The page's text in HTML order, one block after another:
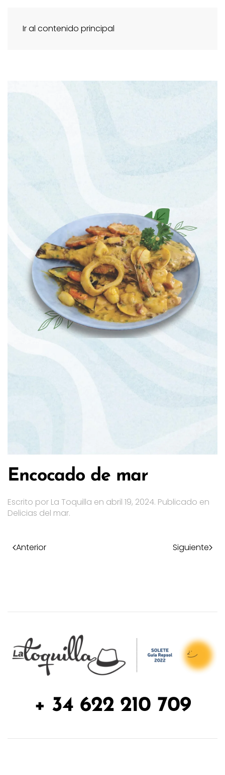
Ir al contenido principal
Encocado de mar
Escrito por La Toquilla en abril 19, 2024. Publicado en
Delicias del mar.
Anterior Siguiente
+ 34 622 210 709